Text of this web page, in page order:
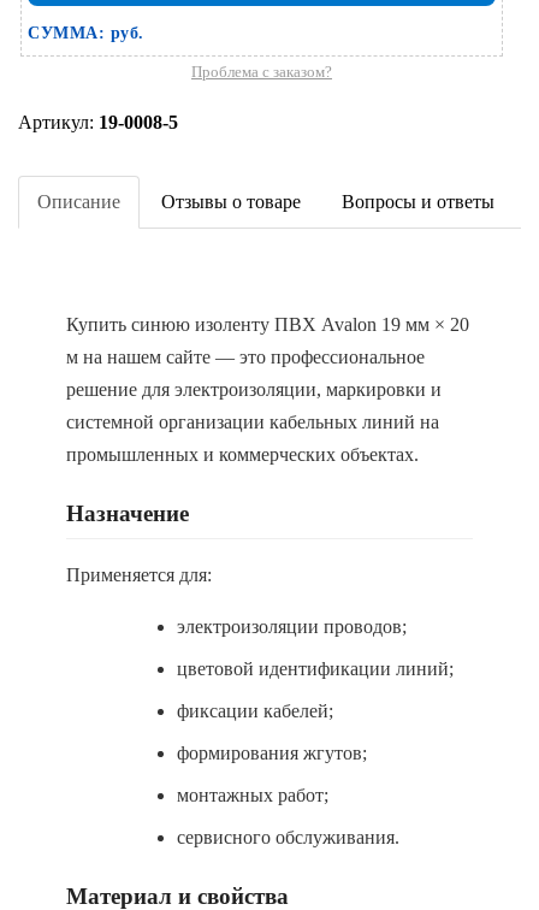
СУММА: руб.
Проблема с заказом?
Артикул: 19-0008-5
Описание Отзывы о товаре Вопросы и ответы
Купить синюю изоленту ПВХ Avalon 19 мм × 20
м на нашем сайте — это профессиональное
решение для электроизоляции, маркировки и
системной организации кабельных линий на
промышленных и коммерческих объектах.
Назначение
Применяется для:
электроизоляции проводов;
цветовой идентификации линий;
фиксации кабелей;
формирования жгутов;
монтажных работ;
сервисного обслуживания.
Материал и свойства